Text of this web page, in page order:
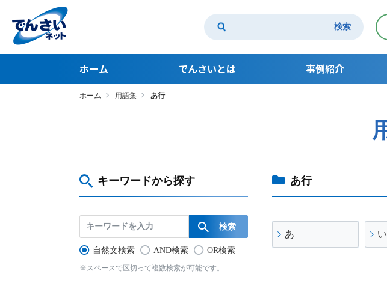
検索
ホーム でんさいとは
でんさいとは
でんさいアカデミー
事例紹介
ホーム 用語集 あ行
キーワードから探す
自然文検索 AND検索 OR検索
※スペースで区切って複数検索が可能です。
あ行
あ い